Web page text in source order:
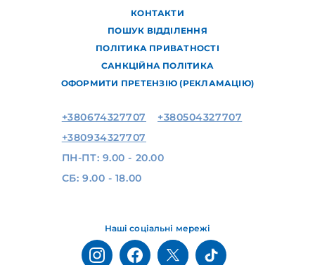
КОНТАКТИ
ПОШУК ВІДДІЛЕННЯ
ПОЛІТИКА ПРИВАТНОСТІ
САНКЦІЙНА ПОЛІТИКА
ОФОРМИТИ ПРЕТЕНЗІЮ (РЕКЛАМАЦІЮ)
Наші соціальні мережі
+380674327707
+380504327707
+380934327707
ПН-ПТ: 9.00 - 20.00
СБ: 9.00 - 18.00